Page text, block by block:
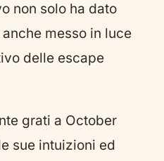
non solo ha dato
messo in luce
delle escape
grati a October
sue intuizioni ed